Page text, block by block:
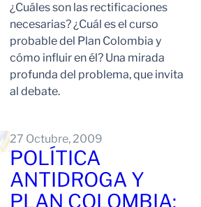
¿Cuáles son las rectificaciones
necesarias? ¿Cuál es el curso
probable del Plan Colombia y
cómo influir en él? Una mirada
profunda del problema, que invita
al debate.
27 Octubre, 2009
POLÍTICA
ANTIDROGA Y
PLAN COLOMBIA: